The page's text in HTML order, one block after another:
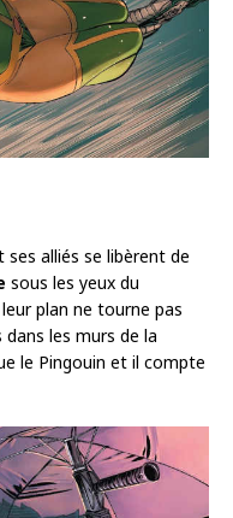
ses alliés se libèrent de
sous les yeux du
plan ne tourne pas
les murs de la
le Pingouin et il compte